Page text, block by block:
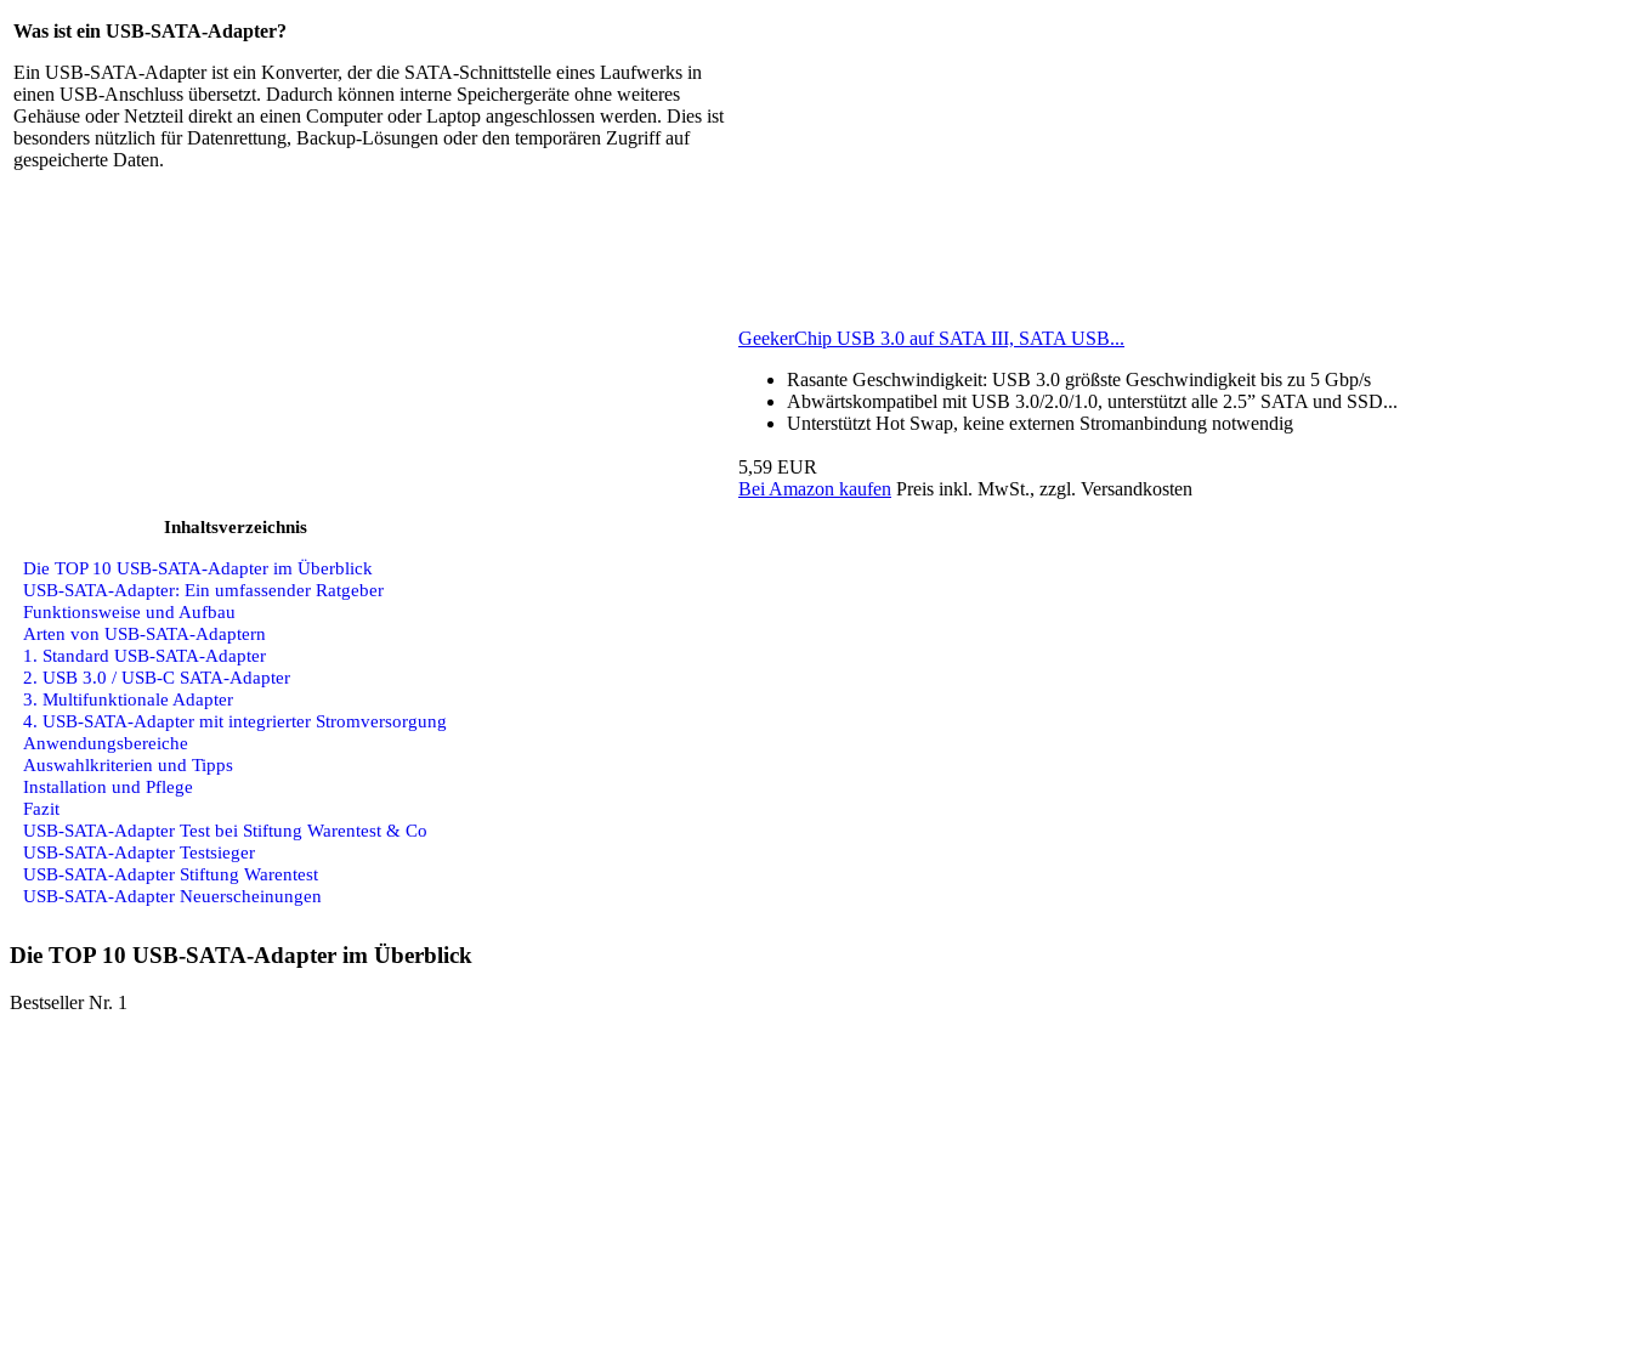
Was ist ein USB-SATA-Adapter?
Ein USB-SATA-Adapter ist ein Konverter, der die SATA-Schnittstelle eines Laufwerks in
einen USB-Anschluss übersetzt. Dadurch können interne Speichergeräte ohne weiteres
Gehäuse oder Netzteil direkt an einen Computer oder Laptop angeschlossen werden. Dies ist
besonders nützlich für Datenrettung, Backup-Lösungen oder den temporären Zugriff auf
gespeicherte Daten.
GeekerChip USB 3.0 auf SATA III, SATA USB...
Rasante Geschwindigkeit: USB 3.0 größste Geschwindigkeit bis zu 5 Gbp/s
Abwärtskompatibel mit USB 3.0/2.0/1.0, unterstützt alle 2.5” SATA und SSD...
Unterstützt Hot Swap, keine externen Stromanbindung notwendig
5,59 EUR
Bei Amazon kaufen Preis inkl. MwSt., zzgl. Versandkosten
Inhaltsverzeichnis
Die TOP 10 USB-SATA-Adapter im Überblick
USB-SATA-Adapter: Ein umfassender Ratgeber
Funktionsweise und Aufbau
Arten von USB-SATA-Adaptern
1. Standard USB-SATA-Adapter
2. USB 3.0 / USB-C SATA-Adapter
3. Multifunktionale Adapter
4. USB-SATA-Adapter mit integrierter Stromversorgung
Anwendungsbereiche
Auswahlkriterien und Tipps
Installation und Pflege
Fazit
USB-SATA-Adapter Test bei Stiftung Warentest & Co
USB-SATA-Adapter Testsieger
USB-SATA-Adapter Stiftung Warentest
USB-SATA-Adapter Neuerscheinungen
Die TOP 10 USB-SATA-Adapter im Überblick
Bestseller Nr. 1